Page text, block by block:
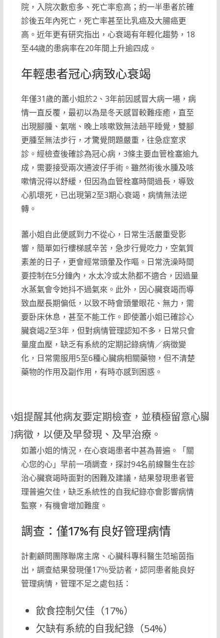
院，入院次數愈多、死亡率愈高；約一半患者於確
診後五年內死亡，死亡率甚至比乳癌及大腸癌更
高。近年更有研究指出，心衰竭有年輕化趨勢，18
至44歲的患病率在20年間上升逾四成。
年輕患者冠心病致心衰竭
年僅31歲的蕭小姐於2、3年前因感冒大病一場，病
情一直反覆，最初以為是冬天感冒較難痊癒，直至
出現腳腫、氣喘、晚上咳嗽致無法趟平睡覺，雙腳
更腫至無法步行，才驚覺問題嚴重，往急症室求
診。經檢查後確診為冠心病，3條主要血管栓塞逾九
成，需要接受兩次通波仔手術。雖然術後水腫及咳
嗽情況得以舒緩，但因為血管栓塞時間過長，導致
心肌壞死，已出現第2至3期心衰竭，病情無法逆
轉。
蕭小姐自此便感到力不從心，日常生活嚴重受影
響，簡單如行樓梯感辛苦，急步行覺吃力，空氣質
素差的日子，更會經常頭暈及作嘔。日常洗澡時間
要控制在5分鐘內，水太冷或太熱都不適合，因過量
水蒸氣會令她抖不過氣來。此外，因心臟衰竭而導
致血壓長期偏低，以致不時會頭暈眼花、無力，需
要卧床休息，甚至不能工作。即使蕭小姐已確診心
臟衰竭2至3年，但對病情管理認知不多，日常只會
量度血壓，缺乏有系統的定期記錄病情／病徵變
化，日常需服用5至6種心臟病相關藥物，但不清楚
藥物的作用及副作用，有時亦感到困惑。
小姐提醒其他病友要定期檢查，並積極留意心臟衰
的病徵，以便及早發現、及早治療。
如蕭小姐的情況，在心衰竭患者中甚為普遍。「關
心您的心」早前一項調查，探討94名前線醫生在診
治心臟衰竭時面對的困難及建議，結果發現患者管
理普遍欠佳，缺乏系統性的自我紀錄亦會影響病情
監察，有機會增加難度。
調查：僅17%有良好管理病情
計劃顧問團隊聯席主席、心臟科專科醫生范瑜茵指
出，調查結果發現僅17％受訪者，認同患者能良好
管理病情，管理不足之處包括：
飲食控制欠佳（17%）
欠缺有系統的自我紀錄（54%）